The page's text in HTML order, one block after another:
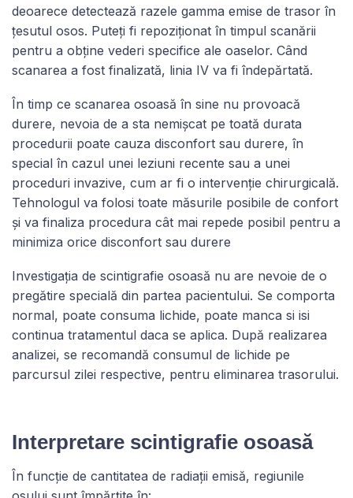
deoarece detectează razele gamma emise de trasor în
țesutul osos. Puteți fi repoziționat în timpul scanării
pentru a obține vederi specifice ale oaselor. Când
scanarea a fost finalizată, linia IV va fi îndepărtată.
În timp ce scanarea osoasă în sine nu provoacă
durere, nevoia de a sta nemișcat pe toată durata
procedurii poate cauza disconfort sau durere, în
special în cazul unei leziuni recente sau a unei
proceduri invazive, cum ar fi o intervenție chirurgicală.
Tehnologul va folosi toate măsurile posibile de confort
și va finaliza procedura cât mai repede posibil pentru a
minimiza orice disconfort sau durere
Investigația de scintigrafie osoasă nu are nevoie de o
pregătire specială din partea pacientului. Se comporta
normal, poate consuma lichide, poate manca si isi
continua tratamentul daca se aplica. După realizarea
analizei, se recomandă consumul de lichide pe
parcursul zilei respective, pentru eliminarea trasorului.
Interpretare scintigrafie osoasă
În funcție de cantitatea de radiații emisă, regiunile